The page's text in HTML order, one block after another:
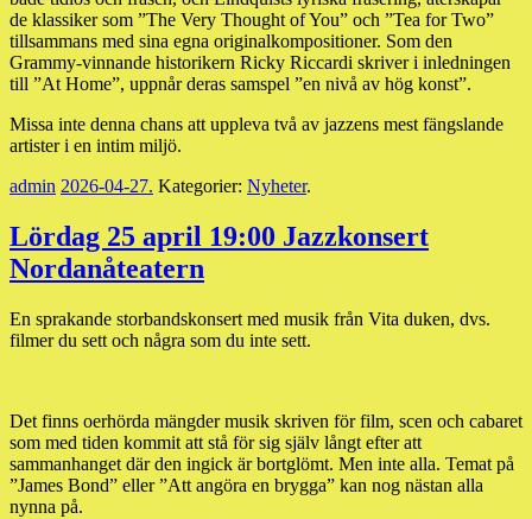
de klassiker som ”The Very Thought of You” och ”Tea for Two”
tillsammans med sina egna originalkompositioner. Som den
Grammy-vinnande historikern Ricky Riccardi skriver i inledningen
till ”At Home”, uppnår deras samspel ”en nivå av hög konst”.
Missa inte denna chans att uppleva två av jazzens mest fängslande
artister i en intim miljö.
admin 2026-04-27. Kategorier: Nyheter.
Lördag 25 april 19:00 Jazzkonsert
Nordanåteatern
En sprakande storbandskonsert med musik från Vita duken, dvs.
filmer du sett och några som du inte sett.
Det finns oerhörda mängder musik skriven för film, scen och cabaret
som med tiden kommit att stå för sig själv långt efter att
sammanhanget där den ingick är bortglömt. Men inte alla. Temat på
”James Bond” eller ”Att angöra en brygga” kan nog nästan alla
nynna på.